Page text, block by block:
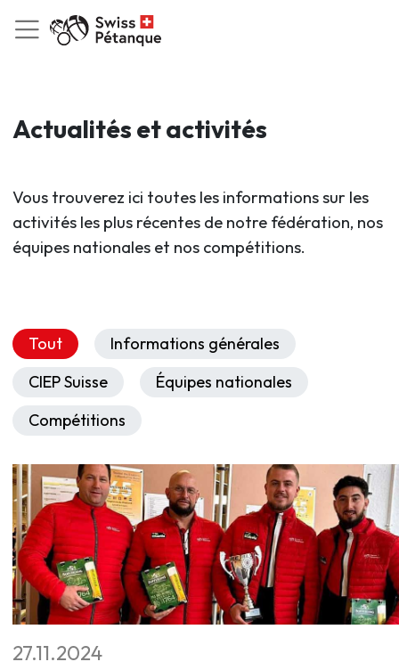
Actualités et activités
Vous trouverez ici toutes les informations sur les
activités les plus récentes de notre fédération, nos
équipes nationales et nos compétitions.
Tout
Informations générales
CIEP Suisse
Équipes nationales
Compétitions
27.11.2024